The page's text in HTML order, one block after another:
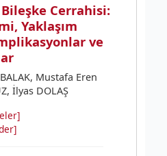
Cerrahisi:
Yaklaşım
ve
Mustafa Eren
İlyas DOLAŞ